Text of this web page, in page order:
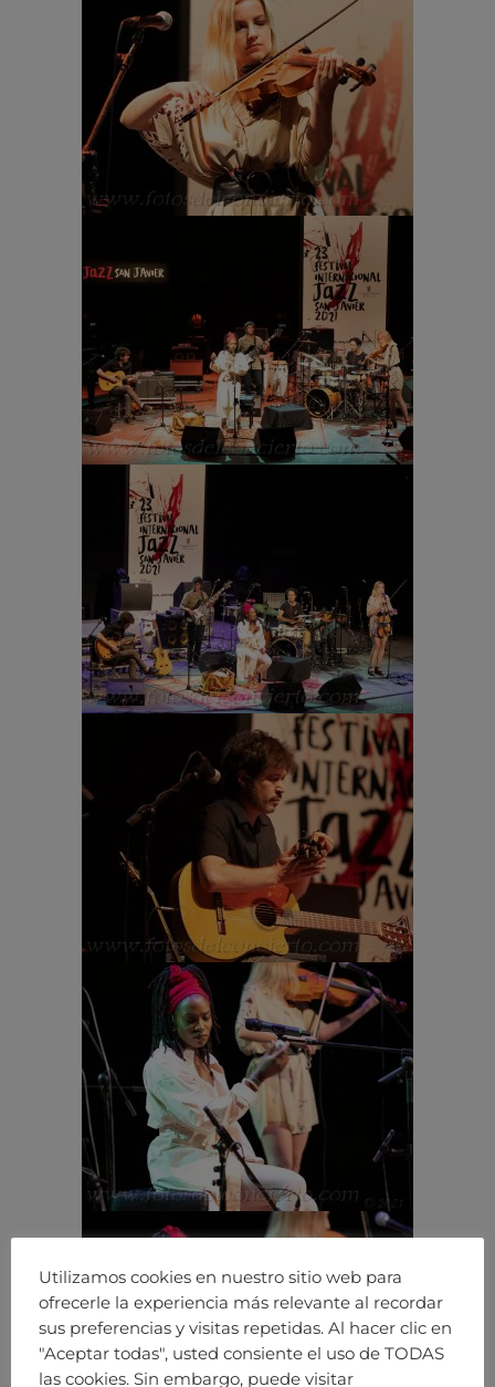
Utilizamos cookies en nuestro sitio web para
ofrecerle la experiencia más relevante al recordar
sus preferencias y visitas repetidas. Al hacer clic en
"Aceptar todas", usted consiente el uso de TODAS
las cookies. Sin embargo, puede visitar